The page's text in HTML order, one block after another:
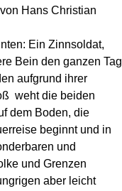
Hans Christian
Ein Zinnsoldat,
Bein den ganzen Tag
aufgrund ihrer
weht die beiden
dem Boden, die
beginnt und in
und
und Grenzen
aber leicht